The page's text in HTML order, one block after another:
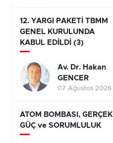
12. YARGI PAKETİ TBMM
GENEL KURULUNDA
KABUL EDİLDİ (3)
Av. Dr. Hakan
GENCER
07 Ağustos 2026
ATOM BOMBASI, GERÇEK
GÜÇ ve SORUMLULUK